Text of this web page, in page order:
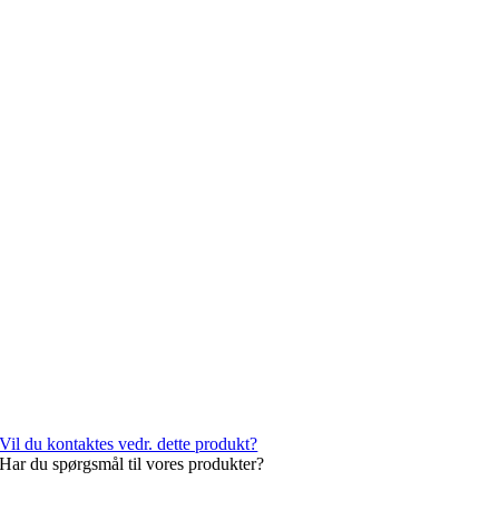
Vil du kontaktes vedr. dette produkt?
Har du spørgsmål til vores produkter?